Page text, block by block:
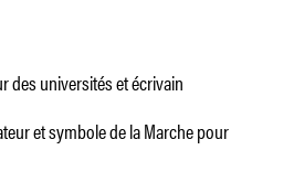
des universités et écrivain
et symbole de la Marche pour